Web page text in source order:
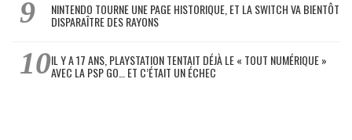
NINTENDO TOURNE UNE PAGE HISTORIQUE, ET LA SWITCH VA BIENTÔT
DISPARAÎTRE DES RAYONS
IL Y A 17 ANS, PLAYSTATION TENTAIT DÉJÀ LE « TOUT NUMÉRIQUE »
AVEC LA PSP GO… ET C’ÉTAIT UN ÉCHEC